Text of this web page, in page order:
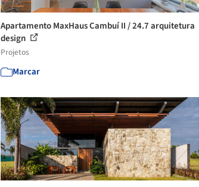
Apartamento MaxHaus Cambuí II / 24.7 arquitetura
design
Projetos
Marcar